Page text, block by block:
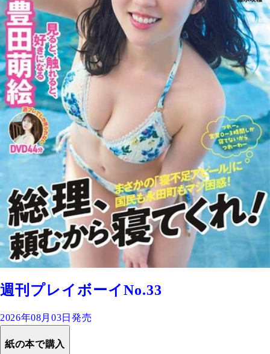
週刊プレイボーイNo.33
2026年08月03日発売
紙の本で購入